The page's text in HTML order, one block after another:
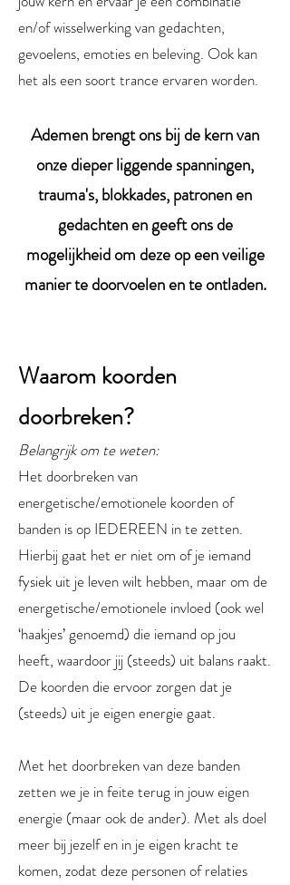
en/of wisselwerking van gedachten,
gevoelens, emoties en beleving. Ook kan
het als een soort trance ervaren worden.
Ademen brengt ons bij de kern van
onze dieper liggende spanningen,
trauma's, blokkades, patronen en
gedachten en geeft ons de
mogelijkheid om deze op een veilige
manier te doorvoelen en te ontladen.
Waarom koorden
doorbreken?
Belangrijk om te weten:
Het doorbreken van
energetische/emotionele koorden of
banden is op IEDEREEN in te zetten.
Hierbij gaat het er niet om of je iemand
fysiek uit je leven wilt hebben, maar om de
energetische/emotionele invloed (ook wel
‘haakjes’ genoemd) die iemand op jou
heeft, waardoor jij (steeds) uit balans raakt.
De koorden die ervoor zorgen dat je
(steeds) uit je eigen energie gaat.
Met het doorbreken van deze banden
zetten we je in feite terug in jouw eigen
energie (maar ook de ander). Met als doel
meer bij jezelf en in je eigen kracht te
komen, zodat deze personen of relaties